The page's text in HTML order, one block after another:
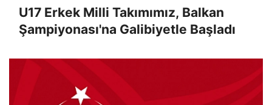
U17 Erkek Milli Takımımız, Balkan
Şampiyonası'na Galibiyetle Başladı